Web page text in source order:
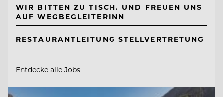
WIR BITTEN ZU TISCH. UND FREUEN UNS
AUF WEGBEGLEITERINN
RESTAURANTLEITUNG STELLVERTRETUNG
Entdecke alle Jobs